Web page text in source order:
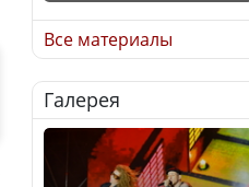
Казахстан возглавил
рейтинг благополучия
среди стран Центральной
Азии
Все материалы
Галерея